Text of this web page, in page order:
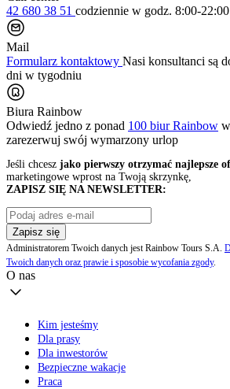
42 680 38 51 codziennie w godz. 8:00-22:00
Mail
Formularz kontaktowy Nasi konsultanci są
dni w tygodniu
Biura Rainbow
Odwiedź jedno z ponad 100 biur Rainbow
zarezerwuj swój wymarzony urlop
Jeśli chcesz jako pierwszy otrzymać najlepsze
marketingowe wprost na Twoją skrzynkę,
ZAPISZ SIĘ NA NEWSLETTER:
Zapisz się
Administratorem Twoich danych jest Rainbow Tours S.A.
Twoich danych oraz prawie i sposobie wycofania zgody.
O nas
Kim jesteśmy
Dla prasy
Dla inwestorów
Bezpieczne wakacje
Praca